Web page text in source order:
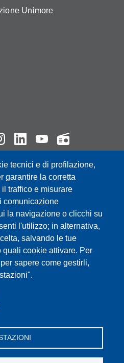
tecnici e di profilazione,
garantire la corretta
traffico e misurare
comunicazione
la navigazione o clicchi su
l'utilizzo; in alternativa,
salvando le tue
cookie attivare. Per
sapere come gestirli,
Unimore
Atti Processuali:
4, 41121 Modena, Tel. 059
A. Allegri 9, 42121 Reggio
0522 523045